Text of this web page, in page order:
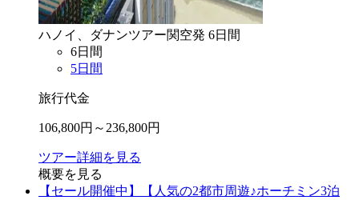
ハノイ、ダナンツアー関空発 6日間
6日間
5日間
旅行代金
106,800円～ 236,800円
ツアー詳細を見る
概要を見る
【セール開催中】【人気の2都市周遊♪ホーチミン3泊